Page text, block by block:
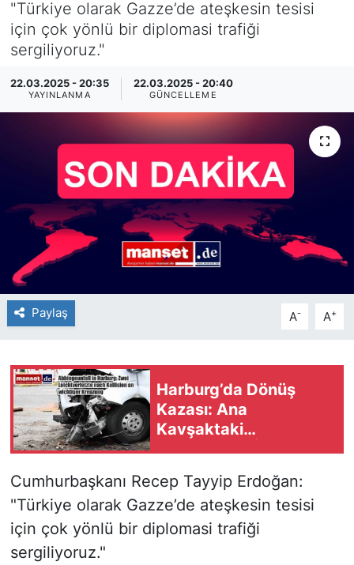
"Türkiye olarak Gazze’de ateşkesin tesisi
için çok yönlü bir diplomasi trafiği
sergiliyoruz."
22.03.2025 - 20:35
YAYINLANMA
22.03.2025 - 20:40
GÜNCELLEME
Paylaş A- A+
Harburg’da Dönüş
Kazası: Ana
Kavşaktaki
Cumhurbaşkanı Recep Tayyip Erdoğan:
"Türkiye olarak Gazze’de ateşkesin tesisi
için çok yönlü bir diplomasi trafiği
sergiliyoruz."
SAĞLIK